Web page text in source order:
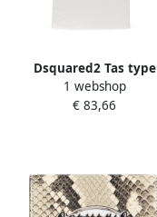
Dsquared2 Tas type
shopper Beige Dames
1 webshop
€ 83,66